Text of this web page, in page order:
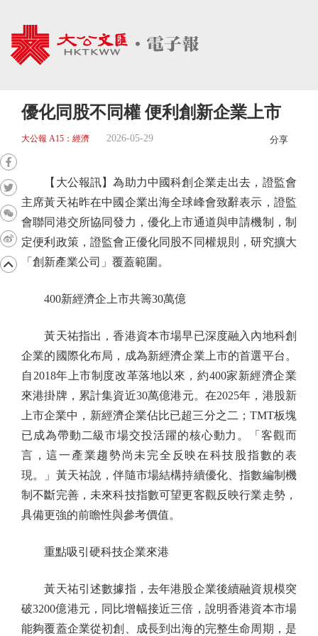
優化同股不同權 便利創新企業上市
大公報 A15：經濟 2026-05-29 分享
【大公報訊】為助力中國科創企業走出去，證監會
主席黃天祐昨在中國企業出海全球峰會致辭表示，證監
會聯同港交所協同發力，優化上市通道與申請機制，制
定便利政策，證監會正優化同股不同權規則，研究擴大
「創新產業公司」覆蓋範圍。
400新經濟企上市共籌30萬億
黃天祐指出，香港資本市場早已深度融入內地科創
企業的國際化布局，成為新經濟企業上市的首選平台。
自2018年上市制度改革落地以來，約400家新經濟企業
來港掛牌，累計集資近30萬億港元。在2025年，港股新
上市企業中，新經濟企業佔比已超三分之二；TMT板塊
已成為帶動二級市場交投活躍的核心動力。「客觀而
言，這一產業趨勢尚未完全反映在科技股指數的表
現。」黃天祐說，伴隨市場結構持續優化、指數編制機
制不斷完善，未來科技指數可望更客觀反映行業走勢，
具備更強的前瞻性與參考價值。
重點吸引硬科技企業來港
黃天祐引述數據指，去年港股企業後續融資規模突
破3200億港元，同比增幅接近三倍，說明香港資本市場
能夠覆蓋企業從初創、成長到出海的完整生命周期，是